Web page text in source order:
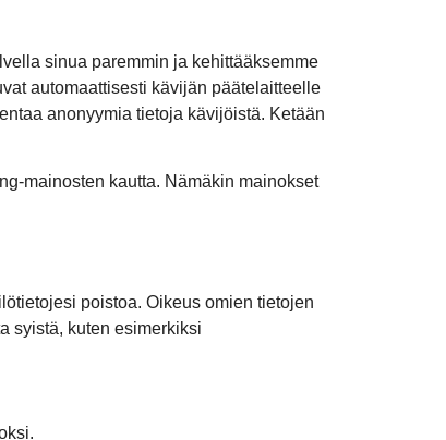
sinua paremmin ja kehittääksemme
automaattisesti kävijän päätelaitteelle
anonyymia tietoja kävijöistä. Ketään
mainosten kautta. Nämäkin mainokset
poistoa. Oikeus omien tietojen
syistä, kuten esimerkiksi